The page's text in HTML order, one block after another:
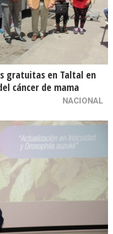
gratuitas en Taltal en
cáncer de mama
NACIONAL